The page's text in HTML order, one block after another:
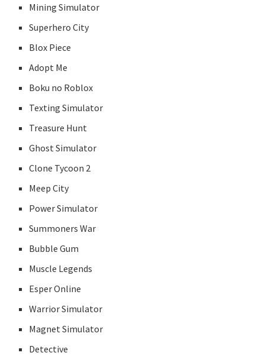
Mining Simulator
Superhero City
Blox Piece
Adopt Me
Boku no Roblox
Texting Simulator
Treasure Hunt
Ghost Simulator
Clone Tycoon 2
Meep City
Power Simulator
Summoners War
Bubble Gum
Muscle Legends
Esper Online
Warrior Simulator
Magnet Simulator
Detective